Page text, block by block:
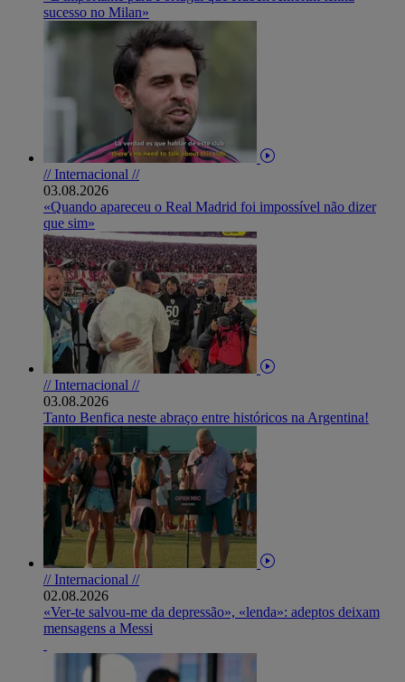
sucesso no Milan»
// Internacional //
03.08.2026
«Quando apareceu o Real Madrid foi impossível não dizer
que sim»
// Internacional //
03.08.2026
Tanto Benfica neste abraço entre históricos na Argentina!
// Internacional //
02.08.2026
«Ver-te salvou-me da depressão», «lenda»: adeptos deixam
mensagens a Messi